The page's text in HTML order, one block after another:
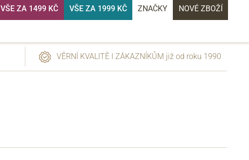
VŠE ZA 1499 KČ VŠE ZA 1999 KČ ZNAČKY NOVÉ ZBOŽÍ
VĚRNÍ KVALITĚ I ZÁKAZNÍKŮM již od roku 1990